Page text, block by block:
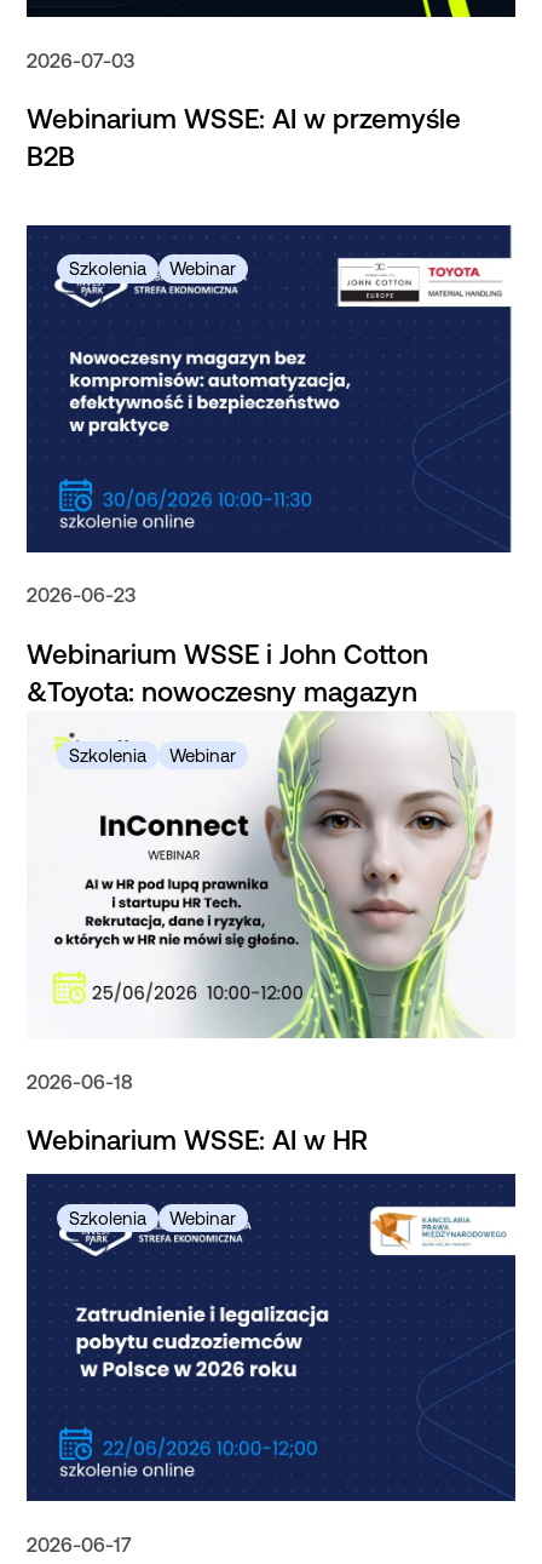
2026-07-03
Webinarium WSSE: AI w przemyśle
B2B
2026-06-23
Webinarium WSSE i John Cotton
&Toyota: nowoczesny magazyn
2026-06-18
Webinarium WSSE: AI w HR
2026-06-17